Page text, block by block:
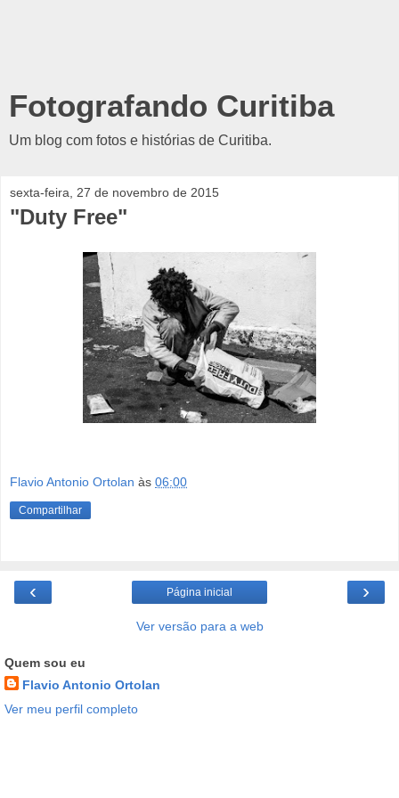
Fotografando Curitiba
Um blog com fotos e histórias de Curitiba.
sexta-feira, 27 de novembro de 2015
"Duty Free"
Flavio Antonio Ortolan às 06:00
Compartilhar
‹ ›
Página inicial
Ver versão para a web
Quem sou eu
Flavio Antonio Ortolan
Ver meu perfil completo